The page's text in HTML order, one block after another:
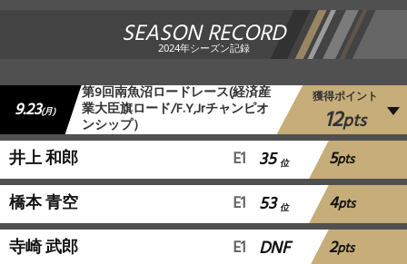
SEASON RECORD
2024年シーズン記録
9.23(月)
第9回南魚沼ロードレース(経済産
業大臣旗ロード/F.Y,Jrチャンピオ
ンシップ）
獲得ポイント
12pts
井上 和郎 E1 35 位 5pts
橋本 青空 E1 53 位 4pts
寺崎 武郎 E1 DNF 2pts